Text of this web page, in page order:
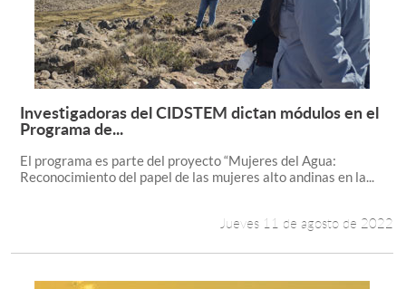
Leer más +
Investigadoras del CIDSTEM dictan módulos en el
Programa de...
El programa es parte del proyecto “Mujeres del Agua:
Reconocimiento del papel de las mujeres alto andinas en la...
Jueves 11 de agosto de 2022